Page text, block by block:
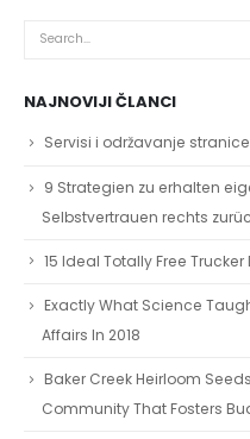
NAJNOVIJI ČLANCI
Servisi i održavanje
9 Strategien zu erhalten
Selbstvertrauen rechts
15 Ideal Totally Free
Exactly What Science
Affairs In 2018
Baker Creek Heirloom
Community That Fosters